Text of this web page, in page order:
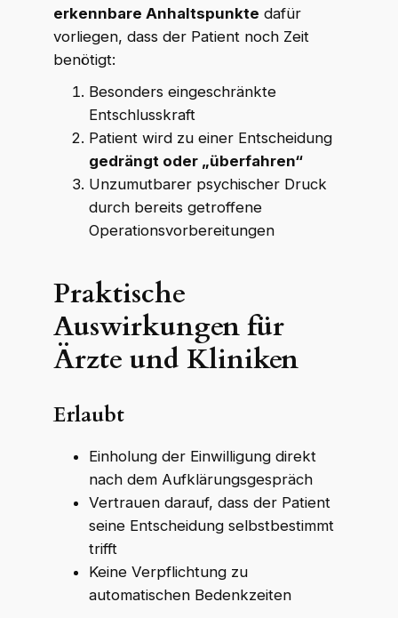
erkennbare Anhaltspunkte dafür
vorliegen, dass der Patient noch Zeit
benötigt:
Besonders eingeschränkte
Entschlusskraft
Patient wird zu einer Entscheidung
gedrängt oder „überfahren“
Unzumutbarer psychischer Druck
durch bereits getroffene
Operationsvorbereitungen
Praktische
Auswirkungen für
Ärzte und Kliniken
Erlaubt
Einholung der Einwilligung direkt
nach dem Aufklärungsgespräch
Vertrauen darauf, dass der Patient
seine Entscheidung selbstbestimmt
trifft
Keine Verpflichtung zu
automatischen Bedenkzeiten